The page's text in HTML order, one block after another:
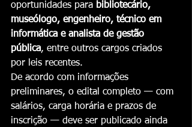
oportunidades para bibliotecário,
museólogo, engenheiro, técnico em
informática e analista de gestão
pública, entre outros cargos criados
por leis recentes.
De acordo com informações
preliminares, o edital completo — com
salários, carga horária e prazos de
inscrição — deve ser publicado ainda